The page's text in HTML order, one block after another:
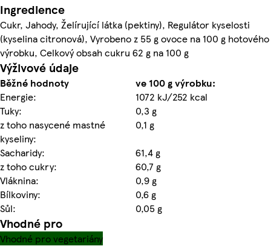
Ingredience
Cukr, Jahody, Želírující látka (pektiny), Regulátor kyselosti
(kyselina citronová), Vyrobeno z 55 g ovoce na 100 g hotového
výrobku, Celkový obsah cukru 62 g na 100 g
Výživové údaje
Běžné hodnoty
ve 100 g výrobku:
Energie:
1072 kJ/252 kcal
Tuky:
0,3 g
z toho nasycené mastné
kyseliny:
0,1 g
Sacharidy:
61,4 g
z toho cukry:
60,7 g
Vláknina:
0,9 g
Bílkoviny:
0,6 g
Sůl:
0,05 g
Vhodné pro
Vhodné pro vegetariány